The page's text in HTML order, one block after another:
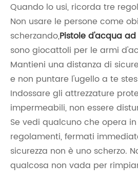
Quando lo usi, ricorda tre
Non usare le persone come
scherzando,Pistole d'acqua
sono giocattoli per le armi
Mantieni una distanza di
e non puntare l'ugello a te
Indossare gli attrezzature
impermeabili, non essere
Se vedi qualcuno che opera
regolamenti, fermati
sicurezza non è uno scherzo.
qualcosa non vada per